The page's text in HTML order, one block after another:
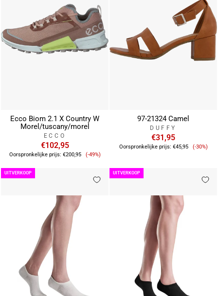
Ecco Biom 2.1 X Country W
Morel/tuscany/morel
ECCO
€102,95
Oorspronkelijke prijs: €200,95 Verkoopprijs
(-49%)
97-21324 Camel
DUFFY
€31,95
Oorspronkelijke prijs: €45,95 (-30%)
UITVERKOOP UITVERKOOP